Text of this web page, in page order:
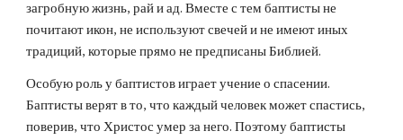
загробную жизнь, рай и ад. Вместе с тем баптисты не
почитают икон, не используют свечей и не имеют иных
традиций, которые прямо не предписаны Библией.
Особую роль у баптистов играет учение о спасении.
Баптисты верят в то, что каждый человек может спастись,
поверив, что Христос умер за него. Поэтому баптисты